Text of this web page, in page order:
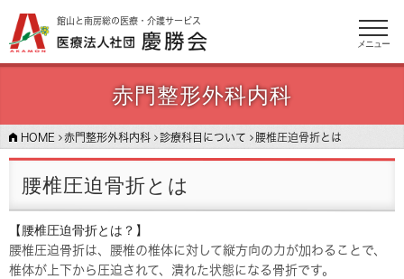
館山と南房総の医療・介護サービス
メニュー
赤門整形外科内科
HOME 赤門整形外科内科 診療科目について 腰椎圧迫骨折とは
腰椎圧迫骨折とは
【腰椎圧迫骨折とは？】
腰椎圧迫骨折は、腰椎の椎体に対して縦方向の力が加わることで、
椎体が上下から圧迫されて、潰れた状態になる骨折です。